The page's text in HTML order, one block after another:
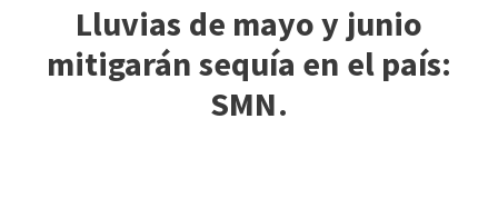
Lluvias de mayo y junio
mitigarán sequía en el país:
SMN.